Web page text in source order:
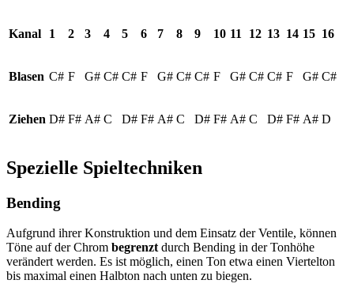
Kanal 1 2 3 4 5 6 7 8 9 10 11 12 13 14 15 16
Blasen C# F G# C# C# F G# C# C# F G# C# C# F G# C#
Ziehen D# F# A# C D# F# A# C D# F# A# C D# F# A# D
Spezielle Spieltechniken
Bending
Aufgrund ihrer Konstruktion und dem Einsatz der Ventile, können
Töne auf der Chrom begrenztdurch Bending in der Tonhöhe
verändert werden. Es ist möglich, einen Ton etwa einen Viertelton
bis maximal einen Halbton nach unten zu biegen.